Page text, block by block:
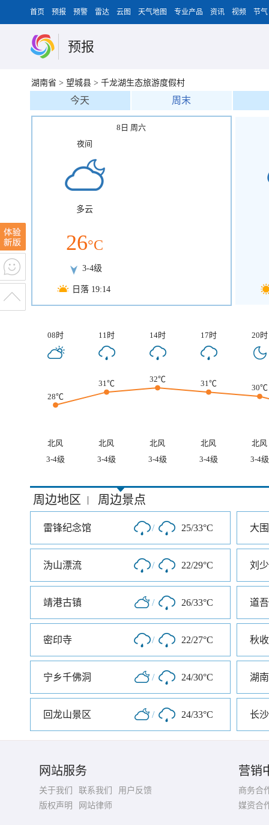
首页 预报 预警 雷达 云图 天气地图 专业产品 资讯 视频 节气
预报
湖南省 > 望城县 > 千龙湖生态旅游度假村
今天 周末
8日 周六
夜间
多云
26°C
3-4级
日落 19:14
08时 11时 14时 17时 20时
28℃
31℃ 32℃ 31℃ 30℃
北风 北风 北风 北风
北风
3-4级
3-4级 3-4级 3-4级 3-4级
周边地区 | 周边景点
雷锋纪念馆 / 25/33°C 大
沩山漂流 / 22/29°C 刘
靖港古镇 / 26/33°C 道
密印寺 / 22/27°C
宁乡千佛洞 / 24/30°C 湖
回龙山景区 / 24/33°C 长
网站服务
关于我们 联系我们
用户反馈
版权声明
网站律师
营销
商务合
媒资合